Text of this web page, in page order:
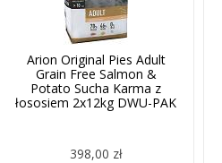
Arion Original Pies Adult
Grain Free Salmon &
Potato Sucha Karma z
łososiem 2x12kg DWU-PAK
398,00 zł